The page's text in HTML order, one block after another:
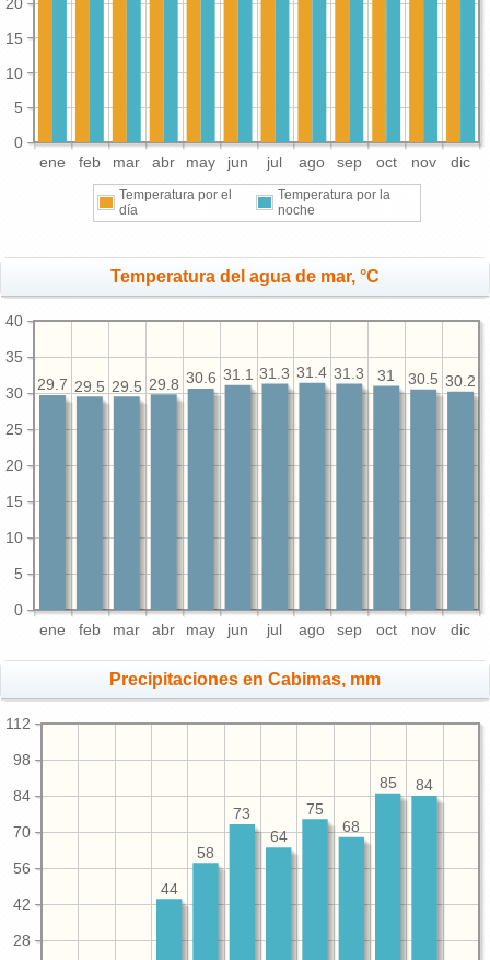
ene feb mar abr may jun jul ago sep oct nov dic
0
5
10
15
Temperatura por el
día
Temperatura por la
noche
Temperatura del agua de mar, °C
ene feb mar abr may jun jul ago sep oct nov dic
0
5
10
15
20
25
30
35
40
30.2
30.5
31
31.3
31.4
31.3
31.1
30.6
29.8
29.5
29.5
29.7
Precipitaciones en Cabimas, mm
28
42
56
70
84
98
112
84
85
68
75
64
73
58
44